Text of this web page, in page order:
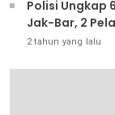
Polisi Ungkap
Jak-Bar, 2
2 tahun yang lalu